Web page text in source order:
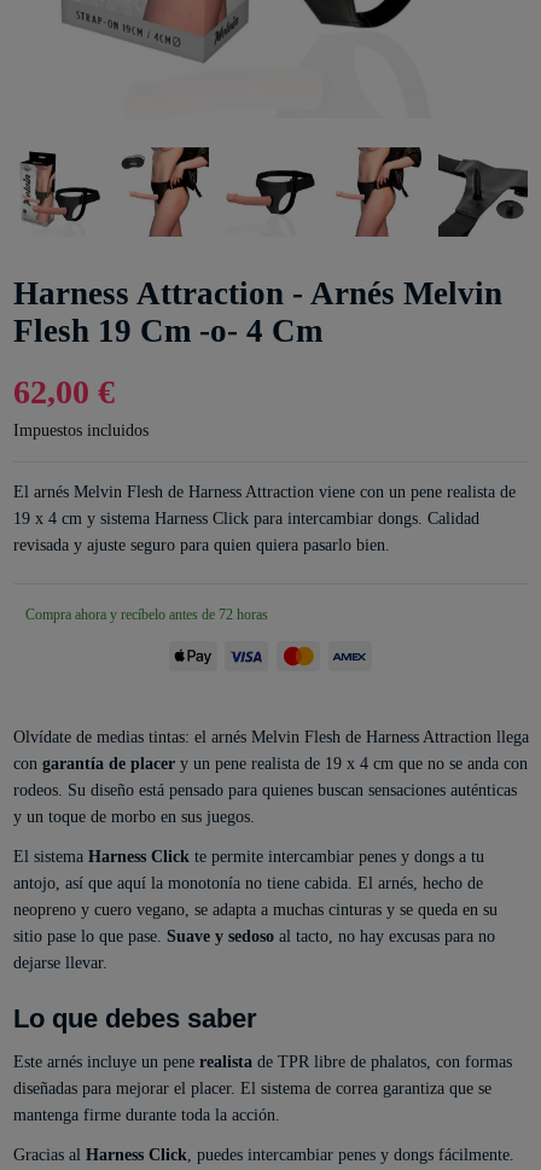
Harness Attraction - Arnés Melvin
Flesh 19 Cm -o- 4 Cm
62,00 €
Impuestos incluidos
El arnés Melvin Flesh de Harness Attraction viene con un pene realista de
19 x 4 cm y sistema Harness Click para intercambiar dongs. Calidad
revisada y ajuste seguro para quien quiera pasarlo bien.
Compra ahora y recíbelo antes de 72 horas
Olvídate de medias tintas: el arnés Melvin Flesh de Harness Attraction llega
con garantía de placery un pene realista de 19 x 4 cm que no se anda con
rodeos. Su diseño está pensado para quienes buscan sensaciones auténticas
y un toque de morbo en sus juegos.
El sistema Harness Click te permite intercambiar penes y dongs a tu
antojo, así que aquí la monotonía no tiene cabida. El arnés, hecho de
neopreno y cuero vegano, se adapta a muchas cinturas y se queda en su
sitio pase lo que pase. Suave y sedosoal tacto, no hay excusas para no
dejarse llevar.
Lo que debes saber
Este arnés incluye un pene realista de TPR libre de phalatos, con formas
diseñadas para mejorar el placer. El sistema de correa garantiza que se
mantenga firme durante toda la acción.
Gracias al Harness Click, puedes intercambiar penes y dongs fácilmente.